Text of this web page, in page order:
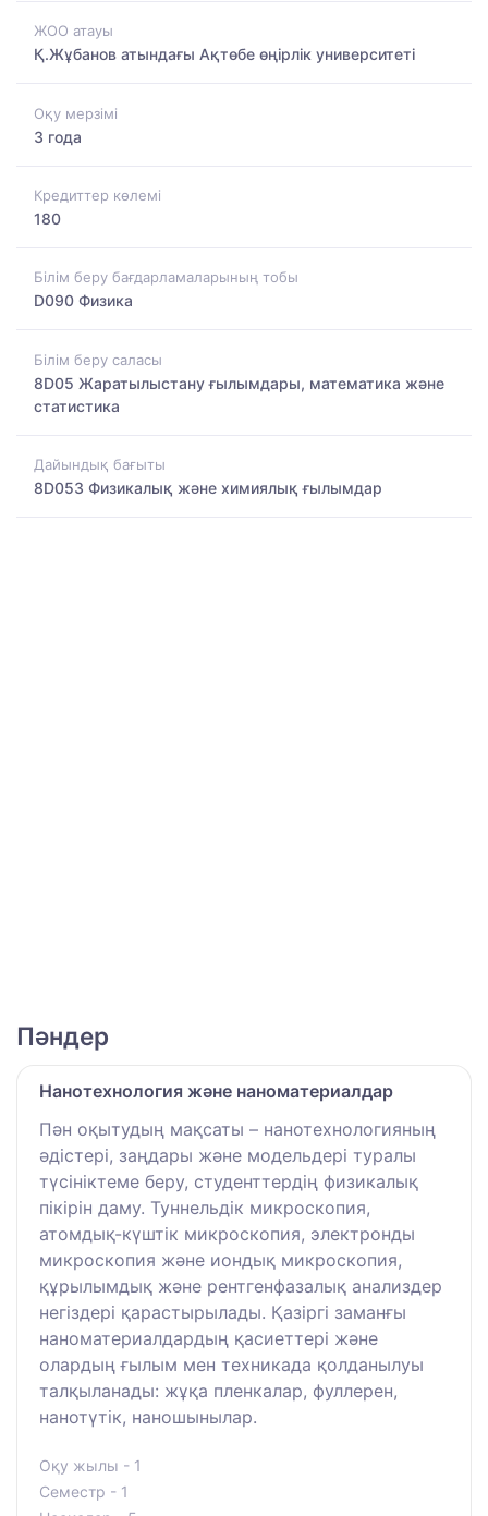
ЖОО атауы
Қ.Жұбанов атындағы Ақтөбе өңірлік университеті
Оқу мерзімі
3 года
Кредиттер көлемі
180
Білім беру бағдарламаларының тобы
D090 Физика
Білім беру саласы
8D05 Жаратылыстану ғылымдары, математика және
статистика
Дайындық бағыты
8D053 Физикалық және химиялық ғылымдар
Пәндер
Нанотехнология және наноматериалдар
Пән оқытудың мақсаты – нанотехнологияның
әдістері, заңдары және модельдері туралы
түсініктеме беру, студенттердің физикалық
пікірін даму. Туннельдік микроскопия,
атомдық-күштік микроскопия, электронды
микроскопия және иондық микроскопия,
құрылымдық және рентгенфазалық анализдер
негіздері қарастырылады. Қазіргі заманғы
наноматериалдардың қасиеттері және
олардың ғылым мен техникада қолданылуы
талқыланады: жұқа пленкалар, фуллерен,
нанотүтік, наношынылар.
Оқу жылы - 1
Семестр - 1